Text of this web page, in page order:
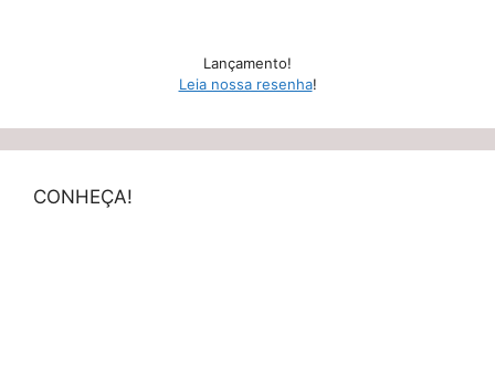
Lançamento!
Leia nossa resenha!
CONHEÇA!